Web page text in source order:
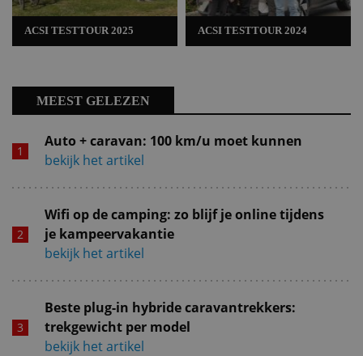
ACSI TESTTOUR 2025 ACSI TESTTOUR 2024
MEEST GELEZEN
Auto + caravan: 100 km/u moet kunnen
bekijk het artikel
Wifi op de camping: zo blijf je online tijdens
je kampeervakantie
bekijk het artikel
Beste plug-in hybride caravantrekkers:
trekgewicht per model
bekijk het artikel